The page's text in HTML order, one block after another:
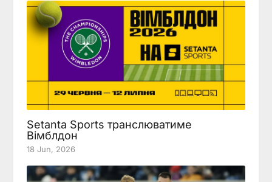
Setanta Sports транслюватиме
Вімблдон
18 Jun, 2026